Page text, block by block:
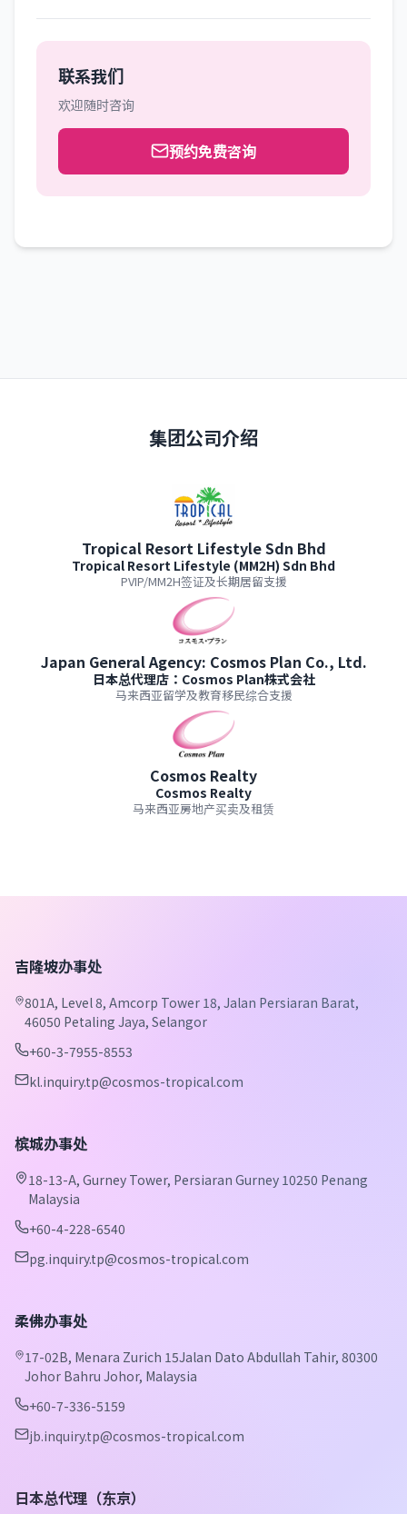
联系我们
欢迎随时咨询
预约免费咨询
集团公司介绍
Tropical Resort Lifestyle Sdn Bhd
Tropical Resort Lifestyle (MM2H) Sdn Bhd
PVIP/MM2H签证及长期居留支援
Japan General Agency: Cosmos Plan Co., Ltd.
日本总代理店：Cosmos Plan株式会社
马来西亚留学及教育移民综合支援
Cosmos Realty
Cosmos Realty
马来西亚房地产买卖及租赁
吉隆坡办事处
801A, Level 8, Amcorp Tower 18, Jalan Persiaran Barat,
46050 Petaling Jaya, Selangor
+60-3-7955-8553
kl.inquiry.tp@cosmos-tropical.com
槟城办事处
18-13-A, Gurney Tower, Persiaran Gurney 10250 Penang
Malaysia
+60-4-228-6540
pg.inquiry.tp@cosmos-tropical.com
柔佛办事处
17-02B, Menara Zurich 15Jalan Dato Abdullah Tahir, 80300
Johor Bahru Johor, Malaysia
+60-7-336-5159
jb.inquiry.tp@cosmos-tropical.com
日本总代理（东京）